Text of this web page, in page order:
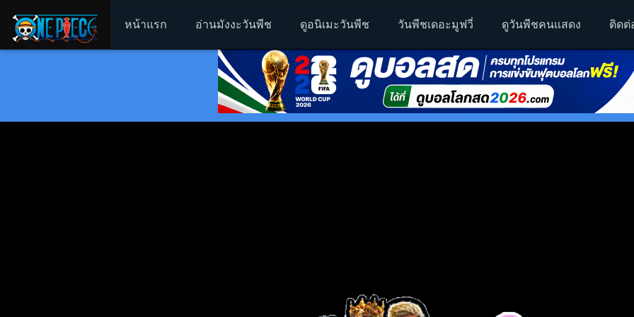
หน้าแรก อ่านมังงะวันพีช ดูอนิเมะวันพีช วันพีชเดอะมูฟวี่ ดูวันพีชคนแสดง ติดต่